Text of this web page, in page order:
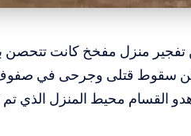
تفجير منزل مفخخ كانت تتحصن
عن سقوط قتلى وجرحى في صفوف
القسام محيط المنزل الذي